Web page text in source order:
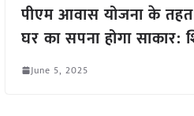
पीएम आवास योजना के
घर का सपना होगा साकार:
June 5, 2025